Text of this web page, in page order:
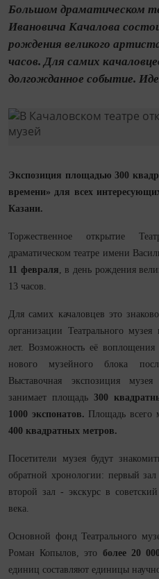
Большом драматическом
Ивановича Качалова
рождения великого
часов. Для самих
долгожданное событие.
Экспозиция площадью 300
времени» для всех
Казани.
Торжественное открытие
драматическом театре имени
11 февраля, в день рождения
13 часов.
Для самих качаловцев это
организации Театрального
лет. Возможность её воплощения
нового музейного блока
Выставочная экспозиция
занимает площадь 300
1000 экспонатов. Площадь всего
400 квадратных метров.
Посетители музея будут
обратной хронологии: первый
второй зал - экскурс в
века.
Основной фонд Театрального
Роман Копылов, это более 20
единиц составляют единицы